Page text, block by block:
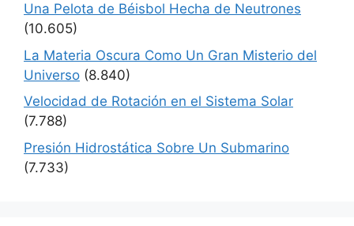
Una Pelota de Béisbol Hecha de Neutrones
(10.605)
La Materia Oscura Como Un Gran Misterio del
Universo (8.840)
Velocidad de Rotación en el Sistema Solar
(7.788)
Presión Hidrostática Sobre Un Submarino
(7.733)